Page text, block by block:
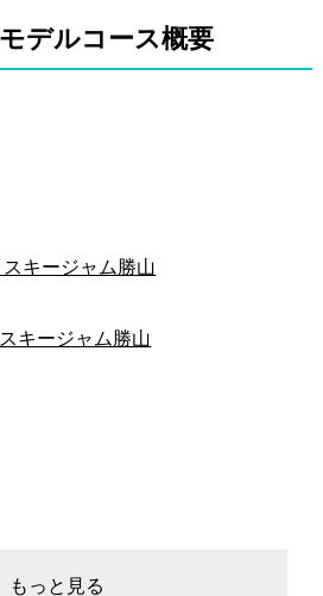
デルコース概要
キージャム勝山
キージャム勝山
もっと見る